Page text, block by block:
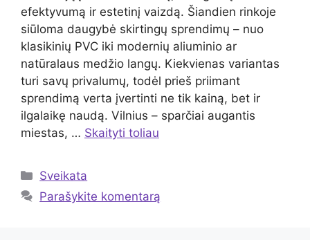
efektyvumą ir estetinį vaizdą. Šiandien rinkoje
siūloma daugybė skirtingų sprendimų – nuo
klasikinių PVC iki modernių aliuminio ar
natūralaus medžio langų. Kiekvienas variantas
turi savų privalumų, todėl prieš priimant
sprendimą verta įvertinti ne tik kainą, bet ir
ilgalaikę naudą. Vilnius – sparčiai augantis
miestas, … Skaityti toliau
Kategorijos
Sveikata
Parašykite komentarą